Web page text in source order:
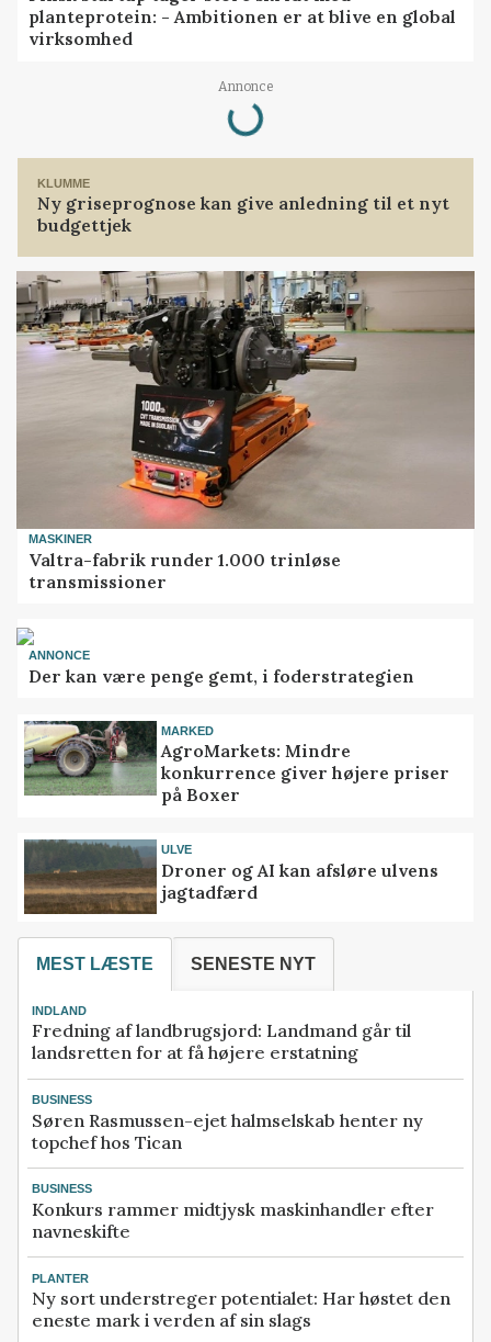
planteprotein: - Ambitionen er at blive en global
virksomhed
Annonce
Loading...
KLUMME
Ny griseprognose kan give anledning til et nyt
budgettjek
MASKINER
Valtra-fabrik runder 1.000 trinløse
transmissioner
ANNONCE
Der kan være penge gemt, i foderstrategien
MARKED
AgroMarkets: Mindre
konkurrence giver højere priser
på Boxer
ULVE
Droner og AI kan afsløre ulvens
jagtadfærd
MEST LÆSTE SENESTE NYT
INDLAND
Fredning af landbrugsjord: Landmand går til
landsretten for at få højere erstatning
BUSINESS
Søren Rasmussen-ejet halmselskab henter ny
topchef hos Tican
BUSINESS
Konkurs rammer midtjysk maskinhandler efter
navneskifte
PLANTER
Ny sort understreger potentialet: Har høstet den
eneste mark i verden af sin slags